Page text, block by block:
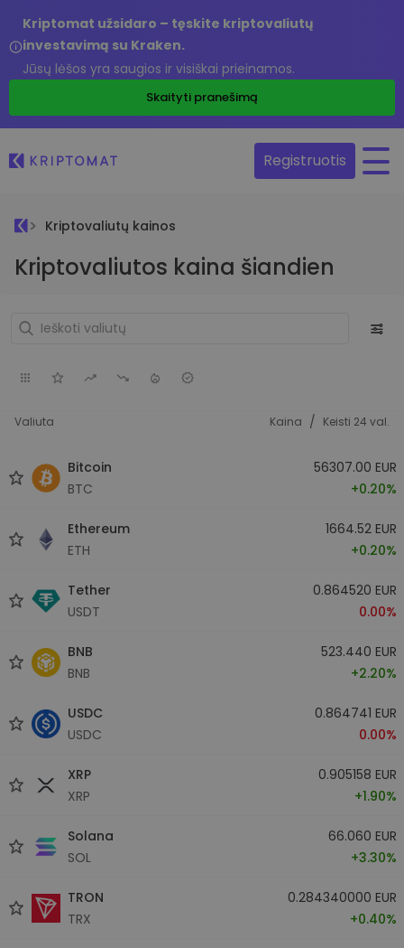
Kriptomat užsidaro – tęskite kriptovaliutų
investavimą su Kraken.
Jūsų lėšos yra saugios ir visiškai prieinamos.
Skaityti pranešimą
Registruotis
Kriptovaliutų kainos
Kriptovaliutos kaina šiandien
Valiuta Kaina / Keisti 24 val.
Bitcoin
BTC
56307.00 EUR
+0.20%
Ethereum
ETH
1664.52 EUR
+0.20%
Tether
USDT
0.864520 EUR
0.00%
BNB
BNB
523.440 EUR
+2.20%
USDC
USDC
0.864741 EUR
0.00%
XRP
XRP
0.905158 EUR
+1.90%
Solana
SOL
66.060 EUR
+3.30%
TRON
TRX
0.284340000 EUR
+0.40%